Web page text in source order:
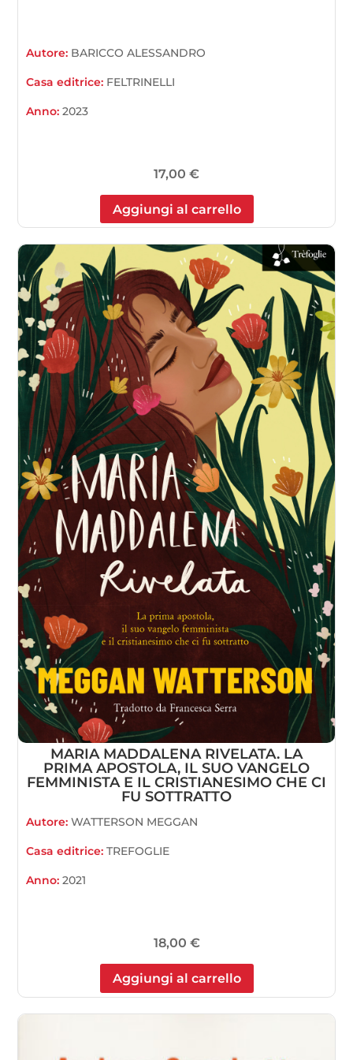
Autore: BARICCO ALESSANDRO
Casa editrice: FELTRINELLI
Anno:2023
17,00 €
Aggiungi al carrello
MARIA MADDALENA RIVELATA. LA
PRIMA APOSTOLA, IL SUO VANGELO
FEMMINISTA E IL CRISTIANESIMO CHE CI
FU SOTTRATTO
Autore:WATTERSON MEGGAN
Casa editrice:TREFOGLIE
Anno:2021
18,00 €
Aggiungi al carrello